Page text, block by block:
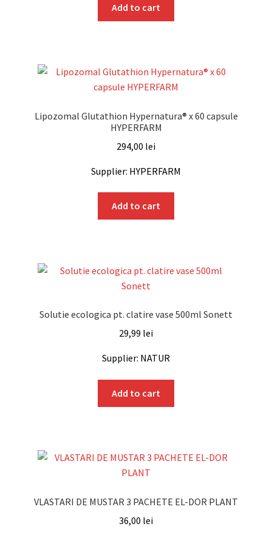
Add to cart
Lipozomal Glutathion Hypernatura® x 60 capsule
HYPERFARM
294,00 lei
Supplier: HYPERFARM
Add to cart
Solutie ecologica pt. clatire vase 500ml Sonett
29,99 lei
Supplier: NATUR
Add to cart
VLASTARI DE MUSTAR 3 PACHETE EL-DOR PLANT
36,00 lei